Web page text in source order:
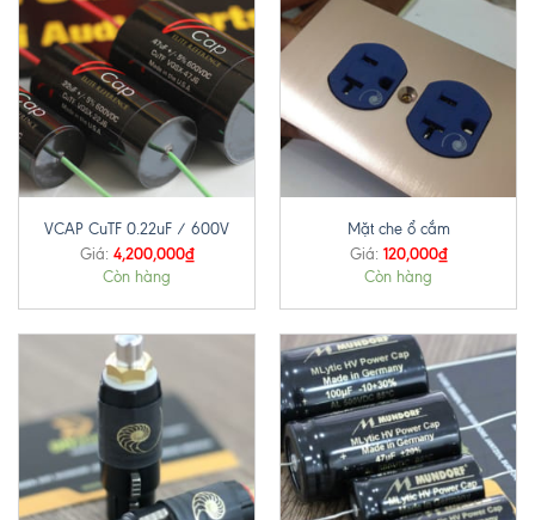
VCAP CuTF 0.22uF / 600V
Giá: 4,200,000₫
Còn hàng
Mặt che ổ cắm
Giá: 120,000₫
Còn hàng